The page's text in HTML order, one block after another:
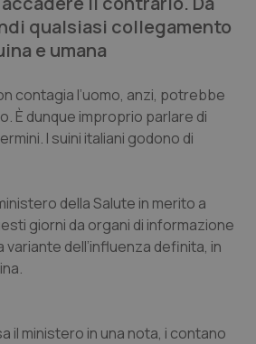
coronaropatie
qualsiasi collegamento
e umana
contagia l’uomo, anzi, potrebbe
È dunque improprio parlare di
I suini italiani godono di
della Salute in merito a
giorni da organi di informazione
variante dell’influenza definita, in
il ministero in una nota, i contano